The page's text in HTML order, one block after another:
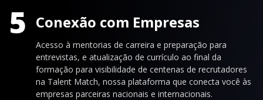
5 Conexão com Empresas
Acesso à mentorias de carreira e preparação para
entrevistas, e atualização de currículo ao final da
formação para visibilidade de centenas de recrutadores
na Talent Match, nossa plataforma que conecta você às
empresas parceiras nacionais e internacionais.